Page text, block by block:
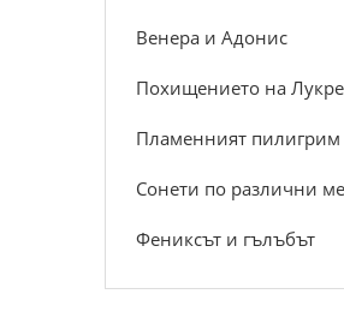
Венера и Адонис
Похищението на
Пламенният пилигрим
Сонети по различни
Фениксът и гълъбът